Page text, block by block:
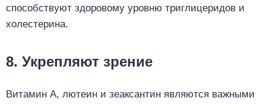
способствуют здоровому уровню триглицеридов и
холестерина.
8. Укрепляют зрение
Витамин А, лютеин и зеаксантин являются важными